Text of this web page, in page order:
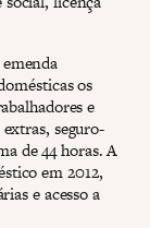
os
e
seguro-
de 44 horas. A
em 2012,
e acesso a